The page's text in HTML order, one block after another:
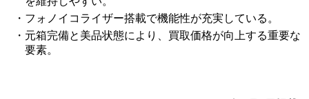
フォノイコライザー搭載で機能性が充実している。
元箱完備と美品状態により、買取価格が向上する重要な
要素。